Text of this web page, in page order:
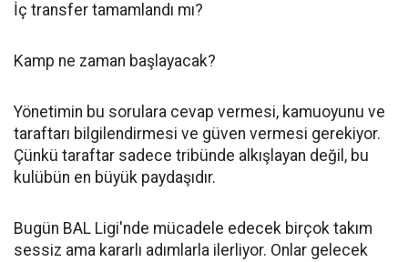
İç transfer tamamlandı mı?
Kamp ne zaman başlayacak?
Yönetimin bu sorulara cevap vermesi, kamuoyunu ve
taraftarı bilgilendirmesi ve güven vermesi gerekiyor.
Çünkü taraftar sadece tribünde alkışlayan değil, bu
kulübün en büyük paydaşıdır.
Bugün BAL Ligi'nde mücadele edecek birçok takım
sessiz ama kararlı adımlarla ilerliyor. Onlar gelecek